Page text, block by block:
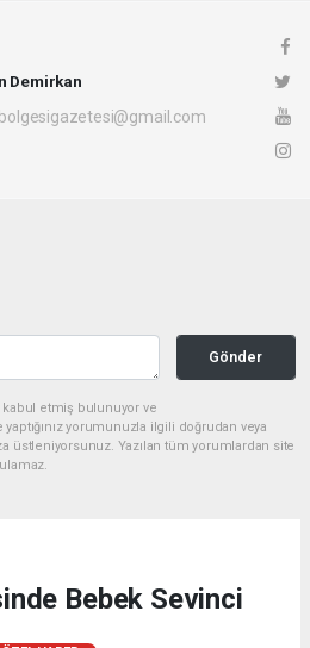
Demirkan
Gönder
kabul etmiş bulunuyor ve
yorumunuzla ilgili doğrudan veya
üstleniyorsunuz. Yazılan tüm yorumlardan site
Bebek Sevinci